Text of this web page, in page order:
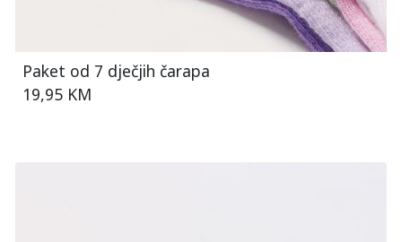
Paket od 7 dječjih čarapa
19,95 KM